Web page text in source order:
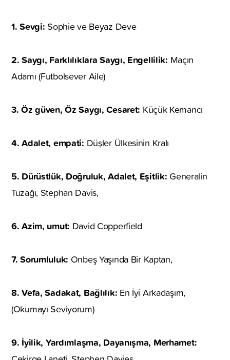
1. Sevgi: Sophie ve Beyaz Deve
2. Saygı, Farklılıklara Saygı, Engellilik: Maçın
Adamı (Futbolsever Aile)
3. Öz güven, Öz Saygı, Cesaret: Küçük Kemancı
4. Adalet, empati: Düşler Ülkesinin Kralı
5. Dürüstlük, Doğruluk, Adalet, Eşitlik: Generalin
Tuzağı, Stephan Davis,
6. Azim, umut: David Copperfield
7. Sorumluluk: Onbeş Yaşında Bir Kaptan,
8. Vefa, Sadakat, Bağlılık: En İyi Arkadaşım,
(Okumayı Seviyorum)
9. İyilik, Yardımlaşma, Dayanışma, Merhamet: